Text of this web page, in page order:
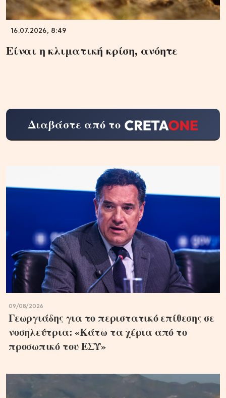
16.07.2026, 8:49
Είναι η κλιματική κρίση, ανόητε
Διαβάστε από το
09/08/2026
Γεωργιάδης για το περιστατικό επίθεσης σε
νοσηλεύτρια: «Κάτω τα χέρια από το
προσωπικό του ΕΣΥ»